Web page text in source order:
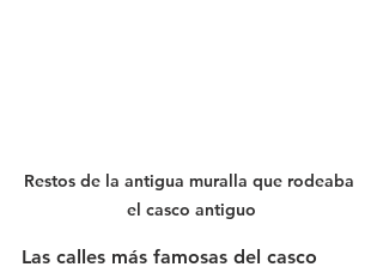
Restos de la antigua muralla que rodeaba
el casco antiguo
Las calles más famosas del casco